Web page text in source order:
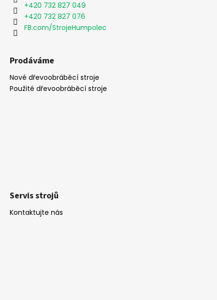
+420 732 827 049
+420 732 827 076
FB.com/StrojeHumpolec
Prodáváme
Nové dřevoobráběcí stroje
Použité dřevoobráběcí stroje
Servis strojů
Kontaktujte nás